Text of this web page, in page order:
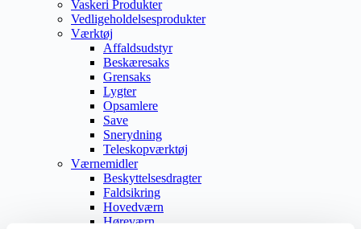
Vaskeri Produkter
Vedligeholdelsesprodukter
Værktøj
Affaldsudstyr
Beskæresaks
Grensaks
Lygter
Opsamlere
Save
Snerydning
Teleskopværktøj
Værnemidler
Beskyttelsesdragter
Faldsikring
Hovedværn
Høreværn